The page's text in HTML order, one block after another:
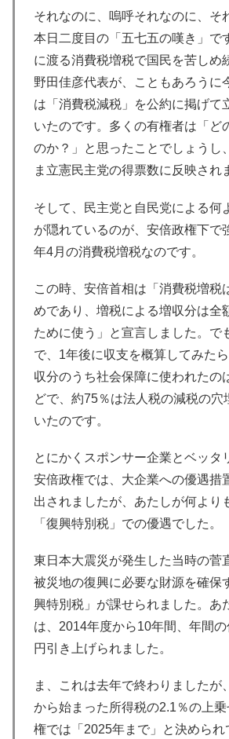
それなのに、嗚呼それなのに、そ
本日二度目の「五七五の嘆き」で
に渡る消費税増税で国民を苦しめ
野田佳彦代表が、こともあろうに
は「消費税減税」を公約に掲げて
いたのです。多くの有権者は「ど
のか？」と思ったことでしょうし
ま立憲民主党の得票数に反映され
そして、民主党と自民党による何
が隠れているのが、安倍政権下で
年4月の消費税増税なのです。
この時、安倍首相は「消費税増税
めであり、増税による増収分は全
ために使う」と宣言しました。で
で、1年後に収支を概算してみた
収分のうち社会保障に使われたの
どで、約75％は法人税の減税の穴
いたのです。
とにかくスポンサー企業とベッタ
安倍政権では、大企業への優遇措
出されましたが、あたしが何より
「復興特別税」での優遇でした。
東日本大震災が発生した当時の菅
被災地の復興に必要な財源を確保
興特別税」が課せられました。あ
は、2014年度から10年間、年間
円引き上げられました。
ま、これは去年で終わりましたが
から始まった所得税の2.1％の上
権では「2025年まで」と決められ